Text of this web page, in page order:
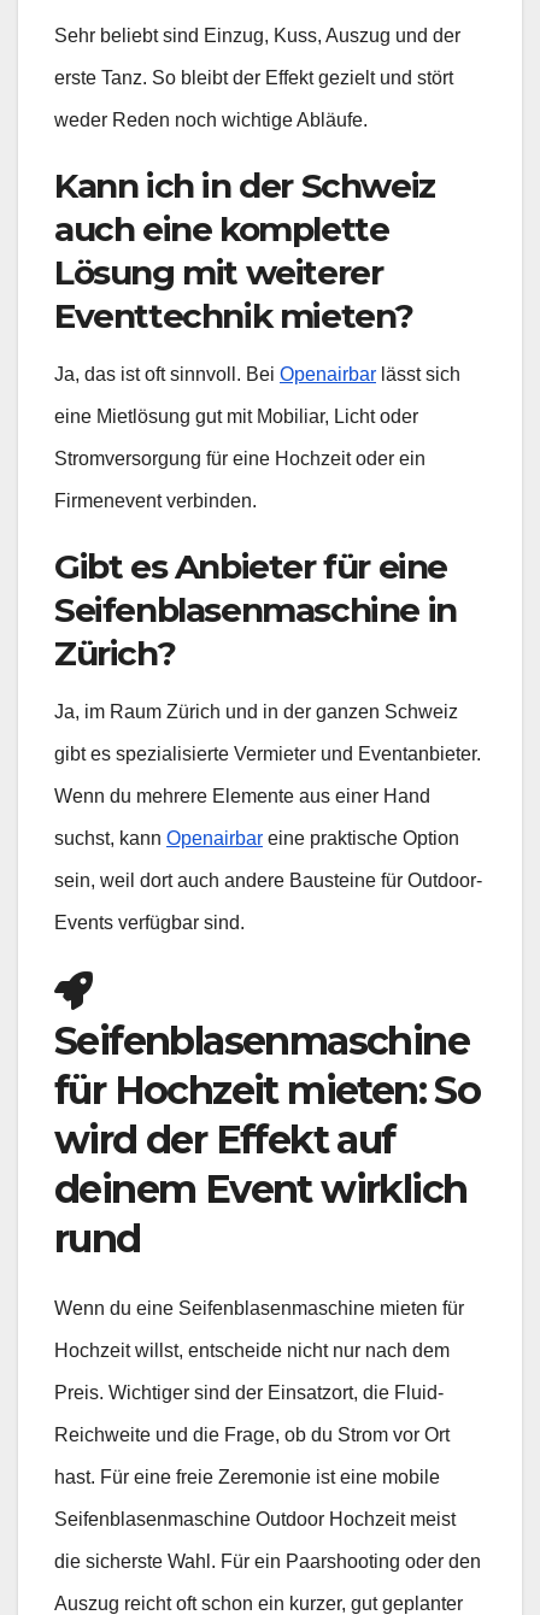
Sehr beliebt sind Einzug, Kuss, Auszug und der
erste Tanz. So bleibt der Effekt gezielt und stört
weder Reden noch wichtige Abläufe.
Kann ich in der Schweiz
auch eine komplette
Lösung mit weiterer
Eventtechnik mieten?
Ja, das ist oft sinnvoll. Bei Openairbar lässt sich
eine Mietlösung gut mit Mobiliar, Licht oder
Stromversorgung für eine Hochzeit oder ein
Firmenevent verbinden.
Gibt es Anbieter für eine
Seifenblasenmaschine in
Zürich?
Ja, im Raum Zürich und in der ganzen Schweiz
gibt es spezialisierte Vermieter und Eventanbieter.
Wenn du mehrere Elemente aus einer Hand
suchst, kann Openairbar eine praktische Option
sein, weil dort auch andere Bausteine für Outdoor-
Events verfügbar sind.
Seifenblasenmaschine
für Hochzeit mieten: So
wird der Effekt auf
deinem Event wirklich
rund
Wenn du eine Seifenblasenmaschine mieten für
Hochzeit willst, entscheide nicht nur nach dem
Preis. Wichtiger sind der Einsatzort, die Fluid-
Reichweite und die Frage, ob du Strom vor Ort
hast. Für eine freie Zeremonie ist eine mobile
Seifenblasenmaschine Outdoor Hochzeit meist
die sicherste Wahl. Für ein Paarshooting oder den
Auszug reicht oft schon ein kurzer, gut geplanter